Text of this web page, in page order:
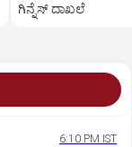
ಗಿನ್ನೆಸ್‌ ದಾಖಲೆ
6:10 PM IST